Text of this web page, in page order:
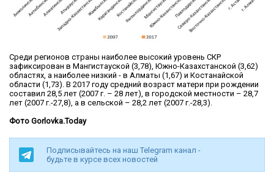
Среди регионов страны наиболее высокий уровень СКР
зафиксирован в Мангистауской (3,78), Южно-Казахстанской (3,62)
областях, а наиболее низкий - в Алматы (1,67) и Костанайской
области (1,73). В 2017 году средний возраст матери при рождении
составил 28,5 лет (2007 г. – 28 лет), в городской местности – 28,7
лет (2007 г.-27,8), а в сельской – 28,2 лет (2007 г.-28,3).
Фото Gorlovka.Today
Подписывайтесь на наш Telegram канал -
будьте в курсе всех новостей